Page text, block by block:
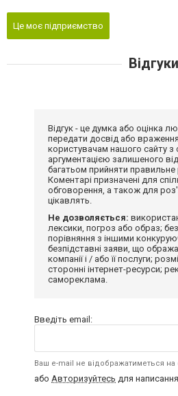
Це моє підприємство
Відгуки
Відгук - це думка або оцінка
передати досвід або
користувачам нашого сайту
аргументацією залишеного
багатьом прийняти правильне
Коментарі призначені для
обговорення, а також для
цікавлять.
Не дозволяється:
лексики, погроз або образ;
порівняння з іншими
безпідставні заяви, що
компанії і / або її послуги;
сторонні інтернет-ресурси;
самореклама.
Введіть email:
Ваш e-mail не відображатиметься на
або Авторизуйтесь для